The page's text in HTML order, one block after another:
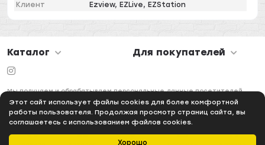
Хорошо
Этот сайт использует файлы cookies для более комфортной
работы пользователя. Продолжая просмотр страниц сайта, вы
соглашаетесь с использованием файлов cookies.
Клиент
Ezview, EZLive, EZStation
Каталог Для покупателей
Мы получаем и обрабатываем персональные данные посетителей
нашего сайта в соответствии с официальной политикой